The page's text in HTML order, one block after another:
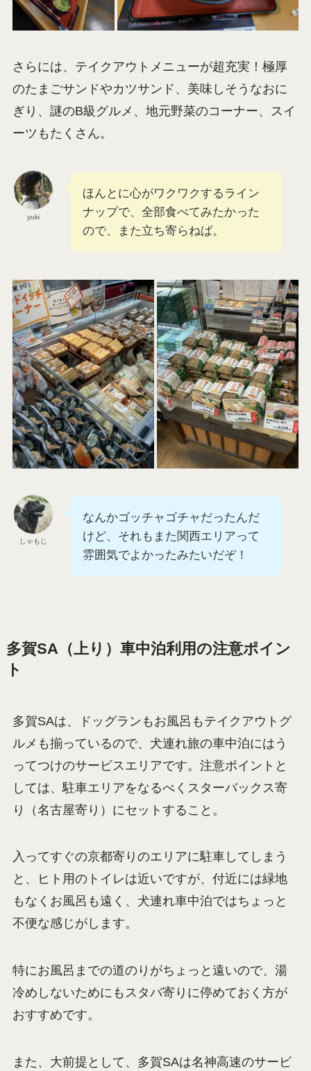
さらには、テイクアウトメニューが超充実！極厚
のたまごサンドやカツサンド、美味しそうなおに
ぎり、謎のB級グルメ、地元野菜のコーナー、スイ
ーツもたくさん。
yuki
ほんとに心がワクワクするライン
ナップで、全部食べてみたかった
ので、また立ち寄らねば。
しゃもじ
なんかゴッチャゴチャだったんだ
けど、それもまた関西エリアって
雰囲気でよかったみたいだぞ！
多賀SA（上り）車中泊利用の注意ポイン
ト
多賀SAは、ドッグランもお風呂もテイクアウトグ
ルメも揃っているので、犬連れ旅の車中泊にはう
ってつけのサービスエリアです。注意ポイントと
しては、駐車エリアをなるべくスターバックス寄
り（名古屋寄り）にセットすること。
入ってすぐの京都寄りのエリアに駐車してしまう
と、ヒト用のトイレは近いですが、付近には緑地
もなくお風呂も遠く、犬連れ車中泊ではちょっと
不便な感じがします。
特にお風呂までの道のりがちょっと遠いので、湯
冷めしないためにもスタバ寄りに停めておく方が
おすすめです。
また、大前提として、多賀SAは名神高速のサービ